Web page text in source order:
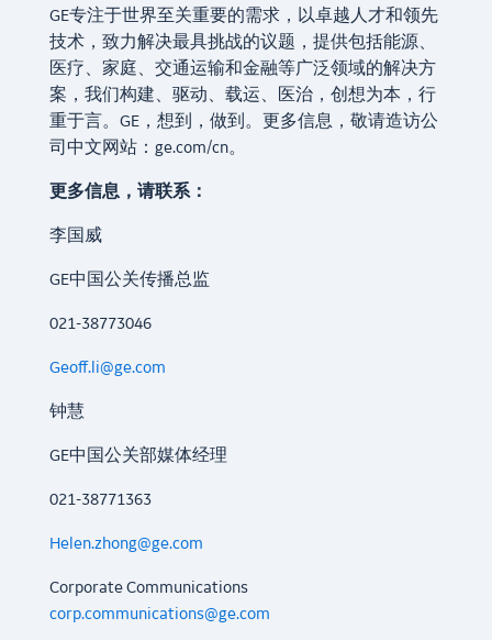
GE专注于世界至关重要的需求，以卓越人才和领先
技术，致力解决最具挑战的议题，提供包括能源、
医疗、家庭、交通运输和金融等广泛领域的解决方
案，我们构建、驱动、载运、医治，创想为本，行
重于言。GE，想到，做到。更多信息，敬请造访公
司中文网站：ge.com/cn。
更多信息，请联系：
李国威
GE中国公关传播总监
021-38773046
Geoff.li@ge.com
钟慧
GE中国公关部媒体经理
021-38771363
Helen.zhong@ge.com
Corporate Communications
corp.communications@ge.com